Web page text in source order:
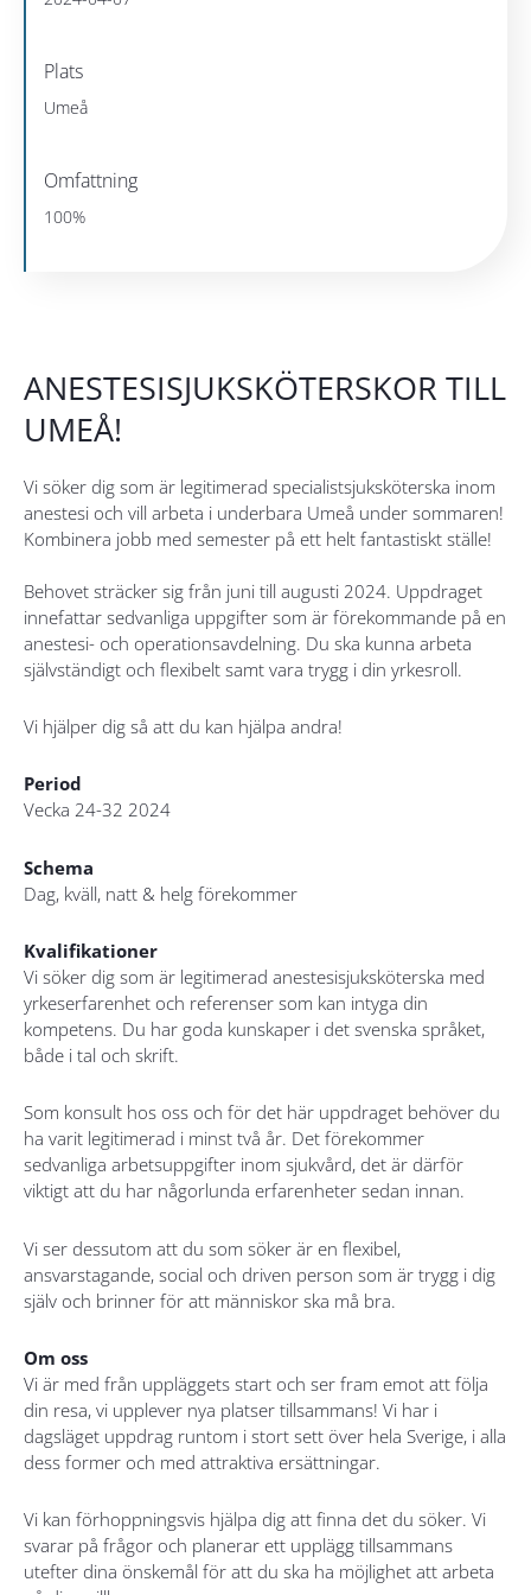
Plats
Umeå
Omfattning
100%
ANESTESISJUKSKÖTERSKOR TILL
UMEÅ!
Vi söker dig som är legitimerad specialistsjuksköterska inom
anestesi och vill arbeta i underbara Umeå under sommaren!
Kombinera jobb med semester på ett helt fantastiskt ställe!
Behovet sträcker sig från juni till augusti 2024. Uppdraget
innefattar sedvanliga uppgifter som är förekommande på en
anestesi- och operationsavdelning. Du ska kunna arbeta
självständigt och flexibelt samt vara trygg i din yrkesroll.
Vi hjälper dig så att du kan hjälpa andra!
Period
Vecka 24-32 2024
Schema
Dag, kväll, natt & helg förekommer
Kvalifikationer
Vi söker dig som är legitimerad anestesisjuksköterska med
yrkeserfarenhet och referenser som kan intyga din
kompetens. Du har goda kunskaper i det svenska språket,
både i tal och skrift.
Som konsult hos oss och för det här uppdraget behöver du
ha varit legitimerad i minst två år. Det förekommer
sedvanliga arbetsuppgifter inom sjukvård, det är därför
viktigt att du har någorlunda erfarenheter sedan innan.
Vi ser dessutom att du som söker är en flexibel,
ansvarstagande, social och driven person som är trygg i dig
själv och brinner för att människor ska må bra.
Om oss
Vi är med från uppläggets start och ser fram emot att följa
din resa, vi upplever nya platser tillsammans! Vi har i
dagsläget uppdrag runtom i stort sett över hela Sverige, i alla
dess former och med attraktiva ersättningar.
Vi kan förhoppningsvis hjälpa dig att finna det du söker. Vi
svarar på frågor och planerar ett upplägg tillsammans
utefter dina önskemål för att du ska ha möjlighet att arbeta